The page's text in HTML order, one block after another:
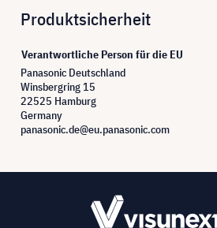
Produktsicherheit
Verantwortliche Person für die EU
Panasonic Deutschland
Winsbergring 15
22525 Hamburg
Germany
panasonic.de@eu.panasonic.com